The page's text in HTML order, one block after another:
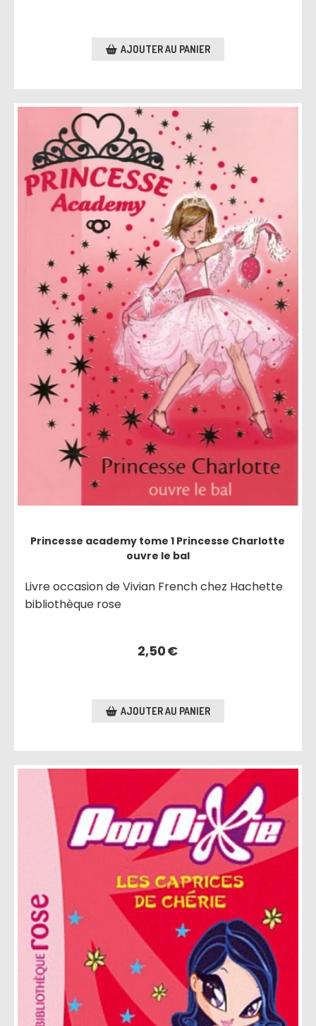
AJOUTER AU PANIER
Princesse academy tome 1 Princesse Charlotte
ouvre le bal
Livre occasion de Vivian French chez Hachette
bibliothèque rose
2,50€
AJOUTER AU PANIER